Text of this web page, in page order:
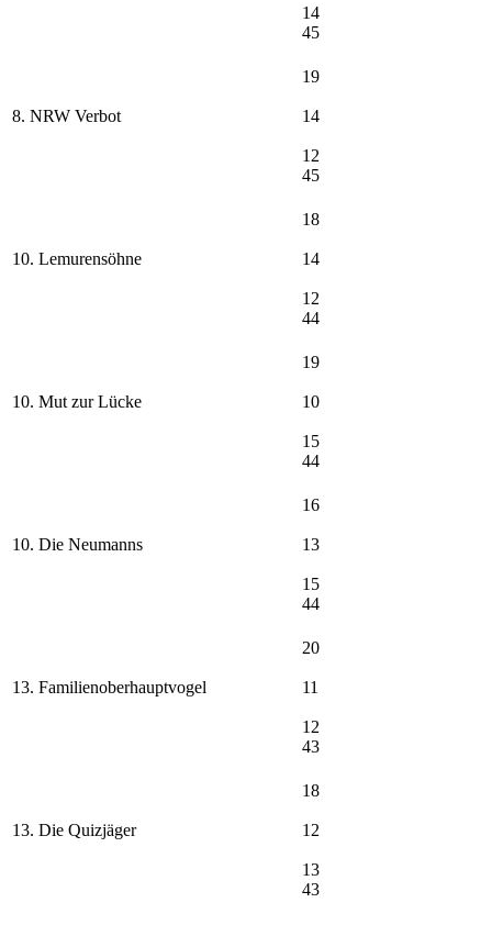
14
45
8. NRW Verbot
19
14
12
45
10. Lemurensöhne
18
14
12
44
10. Mut zur Lücke
19
10
15
44
10. Die Neumanns
16
13
15
44
13. Familienoberhauptvogel
20
11
12
43
13. Die Quizjäger
18
12
13
43